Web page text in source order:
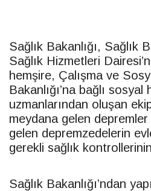
Sağlık Bakanlığı, Sağlık
Sağlık Hizmetleri
hemşire, Çalışma ve
Bakanlığı’na bağlı sosyal
uzmanlarından oluşan
meydana gelen
gelen depremzedelerin
gerekli sağlık
Sağlık Bakanlığı’ndan